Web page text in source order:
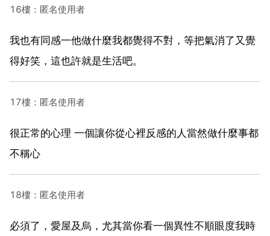
16樓：匿名使用者
我也有同感一他做什麼我都覺得不對，等把氣消了又覺
得好笑，這也許就是生活吧。
17樓：匿名使用者
很正常的心理 一個讓你從心裡反感的人當然做什麼事都
不稱心
18樓：匿名使用者
必須了，愛屋及烏，尤其當你看一個異性不順眼度我時